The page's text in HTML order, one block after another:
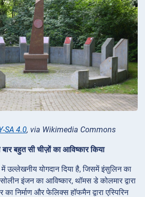
SA 4.0, via Wikimedia Commons
बहुत सी चीज़ों का आविष्कार किया
में उल्लेखनीय योगदान दिया है, जिसमें इंसुलिन का
इंजन का आविष्कार, थॉमस डे कोलमार द्वारा
निर्माण और फेलिक्स हॉफमैन द्वारा एस्पिरिन